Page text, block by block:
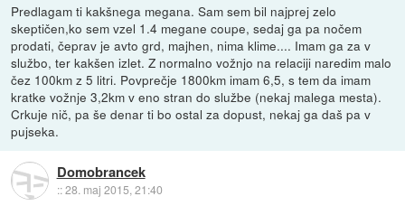
Predlagam ti kakšnega megana. Sam sem bil najprej zelo
skeptičen,ko sem vzel 1.4 megane coupe, sedaj ga pa nočem
prodati, čeprav je avto grd, majhen, nima klime.... Imam ga za v
službo, ter kakšen izlet. Z normalno vožnjo na relaciji naredim malo
čez 100km z 5 litri. Povprečje 1800km imam 6,5, s tem da imam
kratke vožnje 3,2km v eno stran do službe (nekaj malega mesta).
Crkuje nič, pa še denar ti bo ostal za dopust, nekaj ga daš pa v
pujseka.
Domobrancek
::28. maj 2015, 21:40